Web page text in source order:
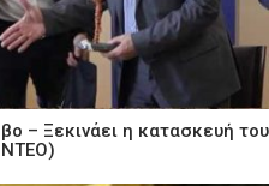
– Ξεκινάει η κατασκευή του